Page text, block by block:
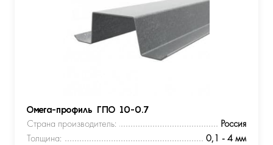
Омега-профиль ГПО 10-0.7
Страна производитель:
Россия
Толщина:
0,1 - 4 мм